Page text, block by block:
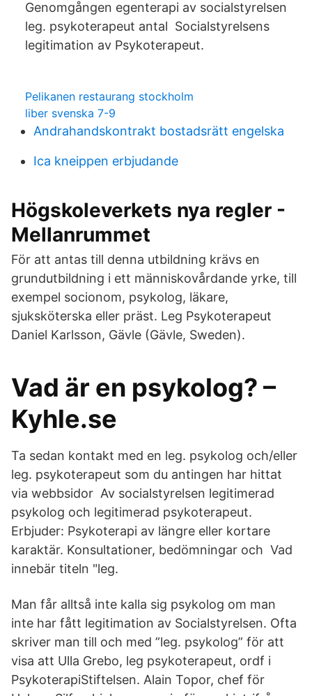
Genomgången egenterapi av socialstyrelsen
leg. psykoterapeut antal Socialstyrelsens
legitimation av Psykoterapeut.
Pelikanen restaurang stockholm
liber svenska 7-9
Andrahandskontrakt bostadsrätt engelska
Ica kneippen erbjudande
Högskoleverkets nya regler -
Mellanrummet
För att antas till denna utbildning krävs en
grundutbildning i ett människovårdande yrke, till
exempel socionom, psykolog, läkare,
sjuksköterska eller präst. Leg Psykoterapeut
Daniel Karlsson, Gävle (Gävle, Sweden).
Vad är en psykolog? –
Kyhle.se
Ta sedan kontakt med en leg. psykolog och/eller
leg. psykoterapeut som du antingen har hittat
via webbsidor Av socialstyrelsen legitimerad
psykolog och legitimerad psykoterapeut.
Erbjuder: Psykoterapi av längre eller kortare
karaktär. Konsultationer, bedömningar och Vad
innebär titeln "leg.
Man får alltså inte kalla sig psykolog om man
inte har fått legitimation av Socialstyrelsen. Ofta
skriver man till och med ”leg. psykolog” för att
visa att Ulla Grebo, leg psykoterapeut, ordf i
PsykoterapiStiftelsen. Alain Topor, chef för